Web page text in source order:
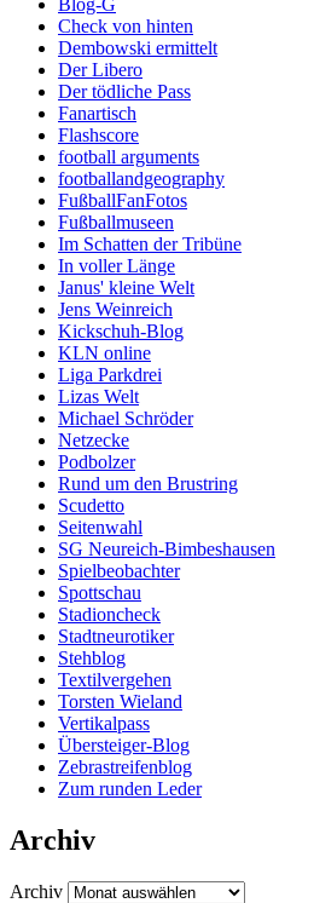
Blog-G
Check von hinten
Dembowski ermittelt
Der Libero
Der tödliche Pass
Fanartisch
Flashscore
football arguments
footballandgeography
FußballFanFotos
Fußballmuseen
Im Schatten der Tribüne
In voller Länge
Janus' kleine Welt
Jens Weinreich
Kickschuh-Blog
KLN online
Liga Parkdrei
Lizas Welt
Michael Schröder
Netzecke
Podbolzer
Rund um den Brustring
Scudetto
Seitenwahl
SG Neureich-Bimbeshausen
Spielbeobachter
Spottschau
Stadioncheck
Stadtneurotiker
Stehblog
Textilvergehen
Torsten Wieland
Vertikalpass
Übersteiger-Blog
Zebrastreifenblog
Zum runden Leder
Archiv
Archiv